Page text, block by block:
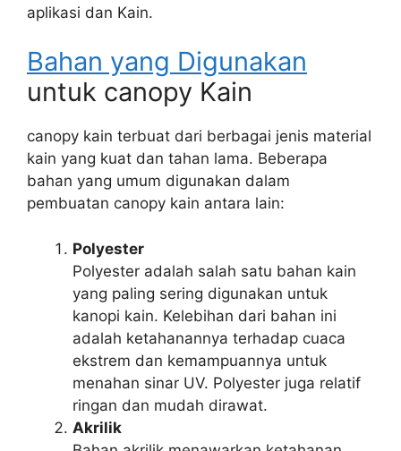
aplikasi dan Kain.
Bahan yang Digunakan
untuk canopy Kain
canopy kain terbuat dari berbagai jenis material
kain yang kuat dan tahan lama. Beberapa
bahan yang umum digunakan dalam
pembuatan canopy kain antara lain:
Polyester
Polyester adalah salah satu bahan kain
yang paling sering digunakan untuk
kanopi kain. Kelebihan dari bahan ini
adalah ketahanannya terhadap cuaca
ekstrem dan kemampuannya untuk
menahan sinar UV. Polyester juga relatif
ringan dan mudah dirawat.
Akrilik